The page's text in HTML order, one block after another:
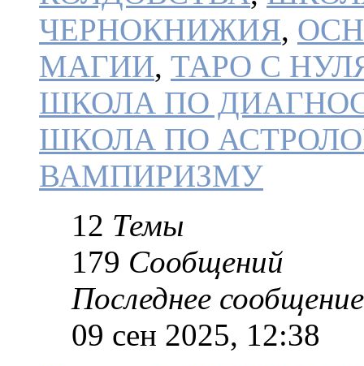
ЧЕРНОКНИЖИЯ,
МАГИИ, ТАРО С
ШКОЛА ПО
ШКОЛА ПО
ВАМПИРИЗМУ
12 Темы
179 Сообщений
Последнее сообщение
09 сен 2025, 12:38